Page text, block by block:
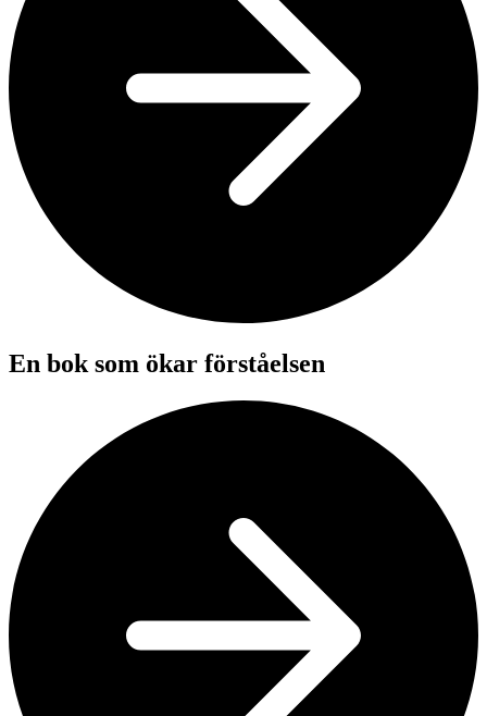
En bok som ökar förståelsen